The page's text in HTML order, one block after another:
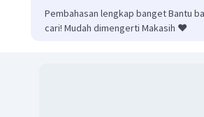
Pembahasan lengkap banget Bantu
cari! Mudah dimengerti Makasih ❤️